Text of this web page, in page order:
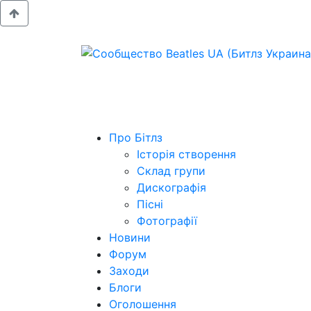
Про Бітлз
Історія створення
Склад групи
Дискографія
Пісні
Фотографії
Новини
Форум
Заходи
Блоги
Оголошення